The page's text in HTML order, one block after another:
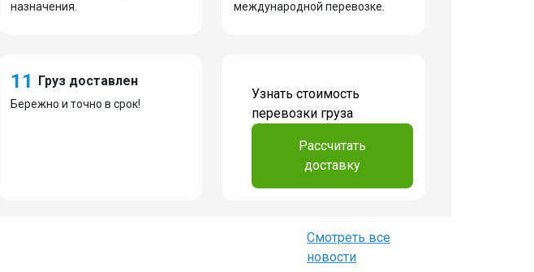
назначения.
международной перевозке.
11 Груз доставлен
Бережно и точно в срок!
Узнать стоимость
перевозки груза
Рассчитать
доставку
Смотреть все
новости